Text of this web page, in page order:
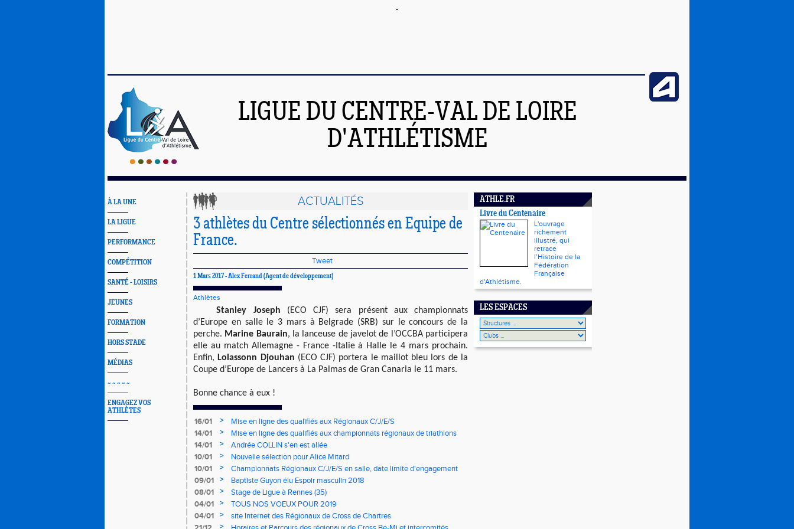
LIGUE DU CENTRE-VAL DE LOIRE
D'ATHLÉTISME
À LA UNE
LA LIGUE
PERFORMANCE
COMPÉTITION
SANTÉ - LOISIRS
JEUNES
FORMATION
HORS STADE
MÉDIAS
~ ~ ~ ~ ~
ENGAGEZ VOS
ATHLÈTES
ACTUALITÉS
3 athlètes du Centre sélectionnés en Equipe de
France.
Tweet
1 Mars 2017 -Alex Ferrand(Agent de développement)
Athlètes
Stanley Joseph (ECO CJF) sera présent aux championnats
d’Europe en salle le 3 mars à Belgrade (SRB) sur le concours de la
perche. Marine Baurain, la lanceuse de javelot de l’OCCBA participera
elle au match Allemagne - France -Italie à Halle le 4 mars prochain.
Enfin, Lolassonn Djouhan (ECO CJF) portera le maillot bleu lors de la
Coupe d’Europe de Lancers à La Palmas de Gran Canaria le 11 mars.
Bonne chance à eux !
16/01 >
Mise en ligne des qualifiés aux Régionaux C/J/E/S
14/01
>
Mise en ligne des qualifiés aux championnats régionaux de triathlons
14/01
>
Andrée COLLIN s'en est allée
10/01
>
Nouvelle sélection pour Alice Mitard
10/01
>
Championnats Régionaux C/J/E/S en salle, date limite d'engagement
mercredi à 9h00
09/01 >
Baptiste Guyon élu Espoir masculin 2018
08/01
>
Stage de Ligue à Rennes (35)
04/01
>
TOUS NOS VOEUX POUR 2019
04/01
>
site Internet des Régionaux de Cross de Chartres
>
ATHLE.FR
Livre du Centenaire
L'ouvrage
richement
illustré, qui
retrace
l’Histoire de la
Fédération
Française
d'Athlétisme.
LES ESPACES